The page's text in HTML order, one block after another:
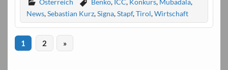
News,Sebastian Kurz,Signa,Stapf,Tirol,Wirtschaft
1 2 »